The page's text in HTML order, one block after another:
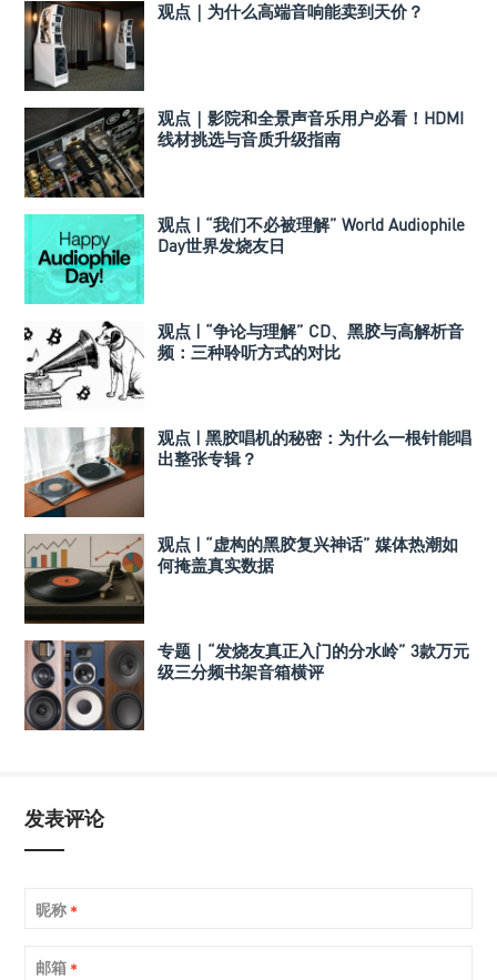
观点｜为什么高端音响能卖到天价？
观点｜影院和全景声音乐用户必看！HDMI
线材挑选与音质升级指南
观点 | “我们不必被理解” World Audiophile
Day世界发烧友日
观点 | “争论与理解” CD、黑胶与高解析音
频：三种聆听方式的对比
观点 | 黑胶唱机的秘密：为什么一根针能唱
出整张专辑？
观点 | “虚构的黑胶复兴神话” 媒体热潮如
何掩盖真实数据
专题｜“发烧友真正入门的分水岭” 3款万元
级三分频书架音箱横评
发表评论
昵称 *
邮箱 *